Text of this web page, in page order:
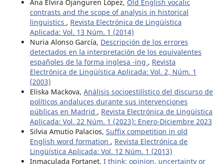
Ana Elvira Ojanguren López, Old English vocalic
contrasts and the scope of analysis in historical
linguistics , Revista Electrónica de Lingüística
Aplicada: Vol. 13 Núm. 1 (2014)
Nuria Alonso García, Descripción de los errores
detectados en la interpretación de los equivalentes
españoles de la forma inglesa -ing , Revista
Electrónica de Lingüística Aplicada: Vol. 2, Núm. 1
(2003)
Eliska Mackova, Análisis socioestilístico del discurso de
políticos andaluces durante sus intervenciones
públicas en Madrid , Revista Electrónica de Lingüística
Aplicada: Vol. 22 Núm. 1 (2023): Enero-Diciembre 2023
Silvia Amutio Palacios, Suffix competition in old
English word formation , Revista Electrónica de
Lingüística Aplicada: Vol. 12 Núm. 1 (2013)
Inmaculada Fortanet, I think: opinion, uncertainty or